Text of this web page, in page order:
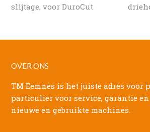
post:
slijtage, voor DuroCut
post:
OVER ONS
TM Eemnes is het juiste adres voor
particulier voor service, garantie
nieuwe en gebruikte machines.